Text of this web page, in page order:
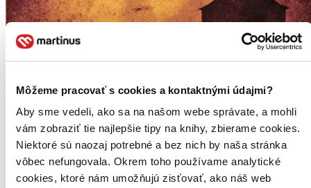
Môžeme pracovať s cookies a kontaktnými údajmi?
Aby sme vedeli, ako sa na našom webe správate, a mohli
vám zobraziť tie najlepšie tipy na knihy, zbierame cookies.
Niektoré sú naozaj potrebné a bez nich by naša stránka
vôbec nefungovala. Okrem toho používame analytické
cookies, ktoré nám umožňujú zisťovať, ako náš web